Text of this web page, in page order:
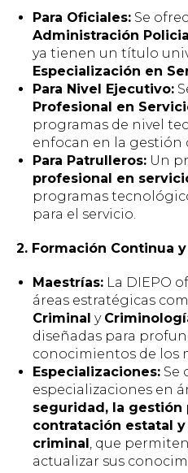
Para Oficiales: Se
Administración
ya tienen un título
Especialización en
Para Nivel Ejecutivo:
Profesional en
programas de nivel
enfocan en la gestión
Para Patrulleros: Un
profesional en
programas
para el servicio.
2. Formación Continua
Maestrías: La DIEPO
áreas estratégicas
Criminal y
diseñadas para
conocimientos de los
Especializaciones: Se
especializaciones en
seguridad, la gestión
contratación estatal
criminal, que
actualizar sus